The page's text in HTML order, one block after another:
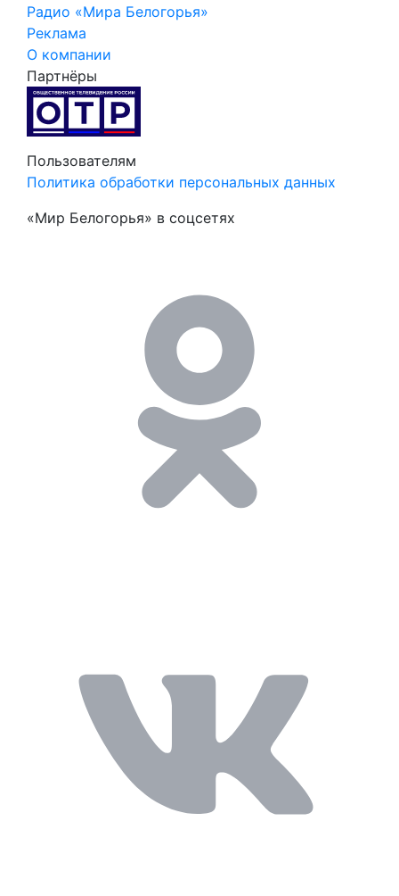
Радио «Мира Белогорья»
Реклама
О компании
Партнёры
Пользователям
Политика обработки персональных данных
«Мир Белогорья» в соцсетях